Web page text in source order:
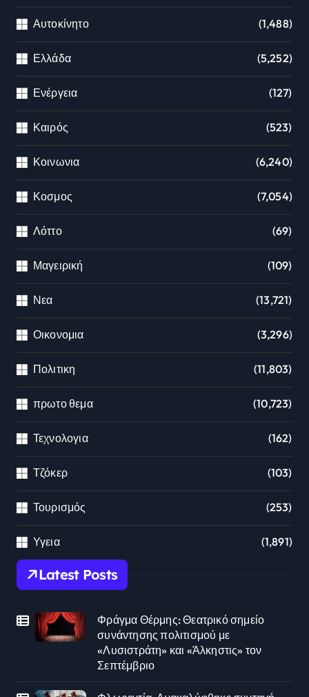
Αυτοκίνητο (1,488)
Ελλάδα (5,252)
Ενέργεια (127)
Καιρός (523)
Κοινωνια (6,240)
Κοσμος (7,054)
Λόττο (69)
Μαγειρική (109)
Νεα (13,721)
Οικονομια (3,296)
Πολιτικη (11,803)
πρωτο θεμα (10,723)
Τεχνολογια (162)
Τζόκερ (103)
Τουρισμός (253)
Υγεια (1,891)
Latest Posts
Φράγμα Θέρμης: Θεατρικό σημείο
συνάντησης πολιτισμού με
«Λυσιστράτη» και «Άλκηστις» τον
Σεπτέμβριο